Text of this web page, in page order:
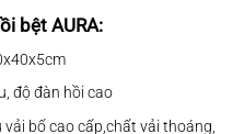
bệt AURA:
độ đàn hồi cao
bố cao cấp,chất vải thoáng,